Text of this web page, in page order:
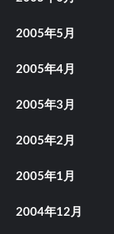
2005年5月
2005年4月
2005年3月
2005年2月
2005年1月
2004年12月